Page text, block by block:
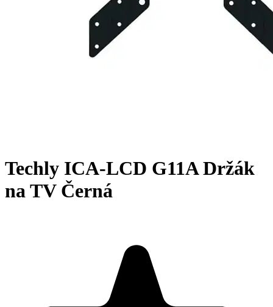
Techly ICA-LCD G11A Držák
na TV Černá